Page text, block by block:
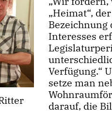
Heimat“,
Interesses
Verfügung.“
setze man
darauf, die